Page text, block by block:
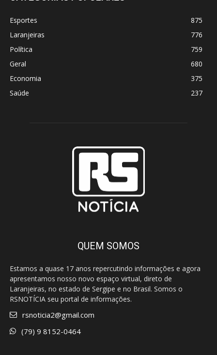
Esportes
875
Laranjeiras
776
Política
759
Geral
680
Economia
375
Saúde
237
QUEM SOMOS
Estamos a quase 17 anos repercutindo informações e agora
apresentamos nosso novo espaço virtual, direto de
Laranjeiras, no estado de Sergipe e no Brasil. Somos o
RSNOTÍCIA seu portal de informações.
rsnoticia2@gmail.com
(79) 9 8152-0464